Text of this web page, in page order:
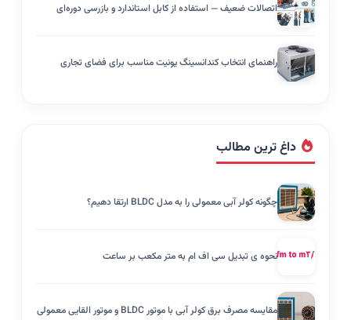
اتصالات ضعیف — استفاده از کابل استاندارد و بازرسی دوره‌ای
راهنمای انتخاب کندانسینگ یونیت مناسب برای فضای تجاری
داغ ترین مطالب
چگونه کولر آبی معمولی را به مدل BLDC ارتقا دهیم؟
نحوه ی تبدیل سی اف ام به متر مکعب بر ساعت
مقایسه مصرف برق کولر آبی با موتور BLDC و موتور القایی معمولی